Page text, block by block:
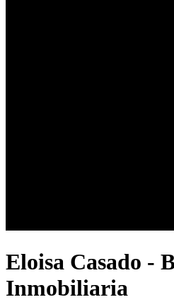
Eloisa Casado -
Inmobiliaria